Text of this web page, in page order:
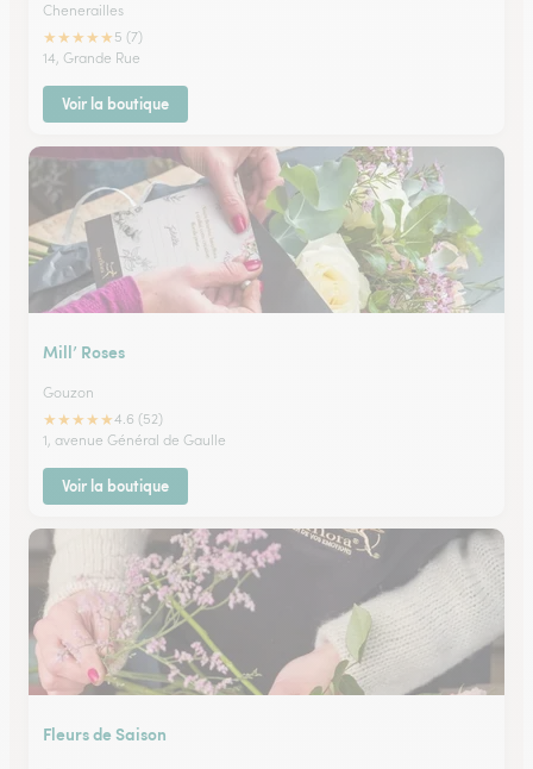
Chenerailles
★★★★★ 5 (7)
14, Grande Rue
Voir la boutique
Mill’ Roses
Gouzon
★★★★★4.6 (52)
1, avenue Général de Gaulle
Voir la boutique
Fleurs de Saison